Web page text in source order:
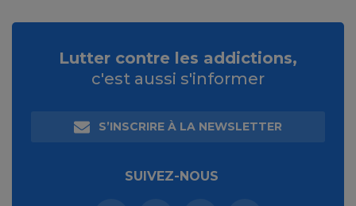
Lutter contre les addictions,
c'est aussi s'informer
S’INSCRIRE À LA NEWSLETTER
SUIVEZ-NOUS